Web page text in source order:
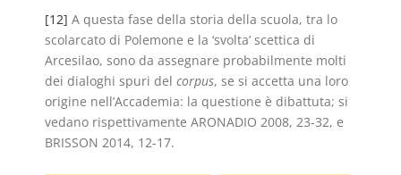
[12] A questa fase della storia della scuola, tra lo
scolarcato di Polemone e la ‘svolta’ scettica di
Arcesilao, sono da assegnare probabilmente molti
dei dialoghi spuri del corpus, se si accetta una loro
origine nell’Accademia: la questione è dibattuta; si
vedano rispettivamente ARONADIO 2008, 23-32, e
BRISSON 2014, 12-17.